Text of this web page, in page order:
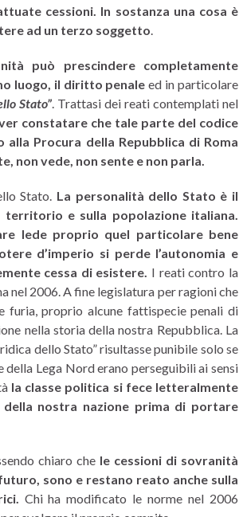
cessioni. In sostanza una cosa è
ad un terzo soggetto.
può prescindere completamente
luogo, il diritto penale ed in particolare
Stato”. Trattasi dei reati contemplati nel
constatare che tale parte del codice
Procura della Repubblica di Roma
non vede, non sente e non parla.
Stato. La personalità dello Stato è il
e sulla popolazione italiana.
lede proprio quel particolare bene
d’imperio si perde l’autonomia e
cessa di esistere. I reati contro la
nel 2006. A fine legislatura per ragioni che
furia, proprio alcune fattispecie penali di
nella storia della nostra Repubblica. La
dello Stato” risultasse punibile solo se
della Lega Nord erano perseguibili ai sensi
la classe politica si fece letteralmente
nostra nazione prima di portare
chiaro che le cessioni di sovranità
sono e restano reato anche sulla
Chi ha modificato le norme nel 2006